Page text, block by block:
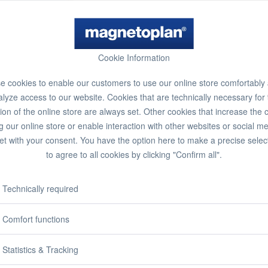
Cookie Information
cookies to enable our customers to use our online store comfortably
access to our website. Cookies that are technically necessary for
of the online store are always set. Other cookies that increase the
our online store or enable interaction with other websites or social
with your consent. You have the option here to make a precise
to agree to all cookies by clicking "Confirm all".
Technically required
Comfort functions
Statistics & Tracking
Delivery
Order